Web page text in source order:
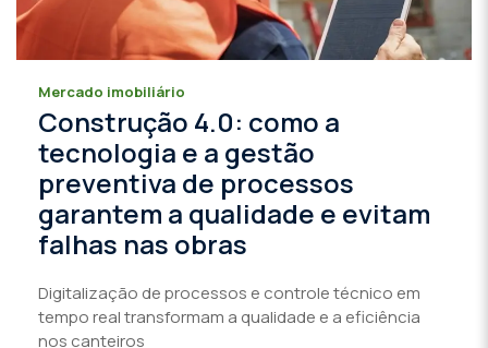
Mercado imobiliário
Construção 4.0: como a
tecnologia e a gestão
preventiva de processos
garantem a qualidade e evitam
falhas nas obras
Digitalização de processos e controle técnico em
tempo real transformam a qualidade e a eficiência
nos canteiros